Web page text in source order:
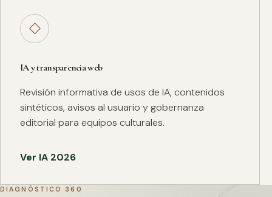
◇
IA y transparencia web
Revisión informativa de usos de IA, contenidos
sintéticos, avisos al usuario y gobernanza
editorial para equipos culturales.
Ver IA 2026
DIAGNÓSTICO 360